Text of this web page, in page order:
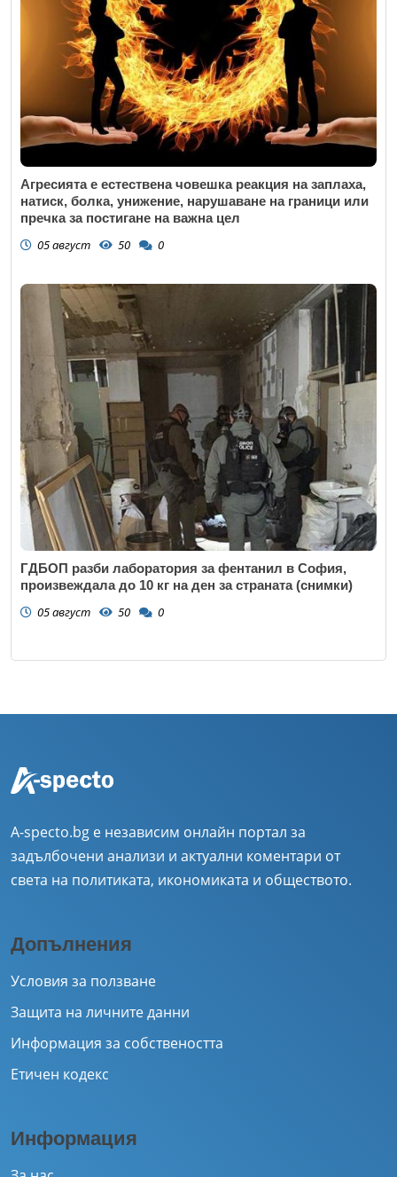
Агресията е естествена човешка реакция на заплаха,
натиск, болка, унижение, нарушаване на граници или
пречка за постигане на важна цел
05 август 50 0
ГДБОП разби лаборатория за фентанил в София,
произвеждала до 10 кг на ден за страната (снимки)
05 август 50 0
A-specto.bg е независим онлайн портал за
задълбочени анализи и актуални коментари от
света на политиката, икономиката и обществото.
Допълнения
Условия за ползване
Защита на личните данни
Информация за собствеността
Етичен кодекс
Информация